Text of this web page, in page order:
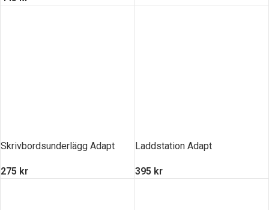
Skrivbordsunderlägg Adapt
275 kr
Laddstation Adapt
395 kr